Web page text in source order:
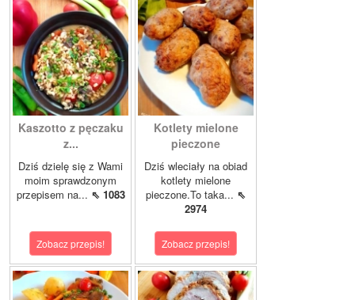
Kaszotto z pęczaku
z...
Dziś dzielę się z Wami
moim sprawdzonym
przepisem na... ⇖ 1083
Zobacz przepis!
Kotlety mielone
pieczone
Dziś wleciały na obiad
kotlety mielone
pieczone.To taka... ⇖
2974
Zobacz przepis!